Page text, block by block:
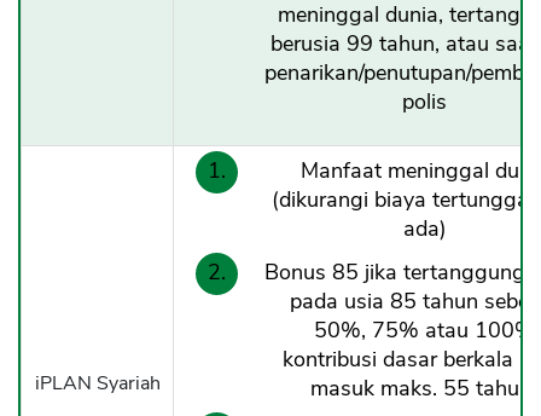
meninggal dunia,
berusia 99 tahun, atau
penarikan/penutupan/
polis
iPLAN Syariah
Manfaat meninggal
(dikurangi biaya
ada)
Bonus 85 jika tertanggung
pada usia 85 tahun
50%, 75% atau 100%
kontribusi dasar berkala
masuk maks. 55 tahun)